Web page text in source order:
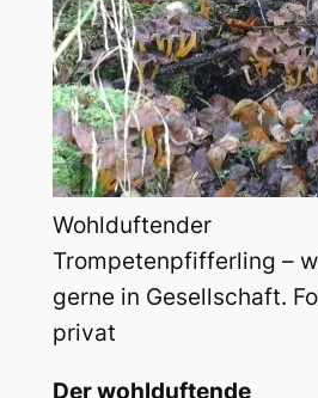
Wohlduftender
Trompetenpfifferling –
gerne in Gesellschaft.
privat
Der wohlduftende